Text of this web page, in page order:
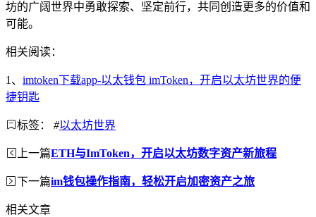
坊的广阔世界中勇敢探索、坚定前行，共同创造更多的价值和
可能。
相关阅读：
1、 imtoken下载app-以太钱包 imToken，开启以太坊世界的便
捷钥匙
标签： #以太坊世界
上一篇ETH与ImToken，开启以太坊数字资产新旅程
下一篇im钱包操作指南，轻松开启加密资产之旅
相关文章